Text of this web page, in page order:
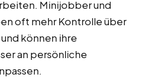
Minijobber und
oft mehr Kontrolle über
können ihre
an persönliche